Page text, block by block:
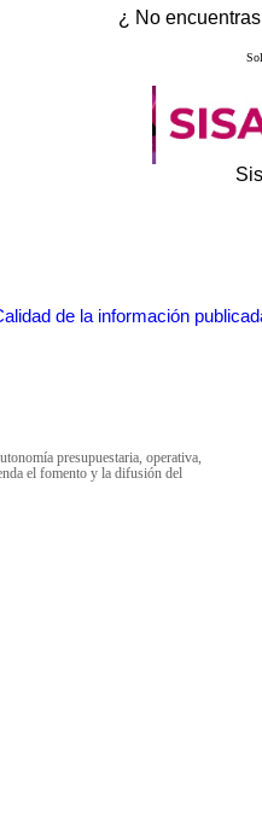
¿ No
de la información
presupuestaria, operativa,
el fomento y la difusión del